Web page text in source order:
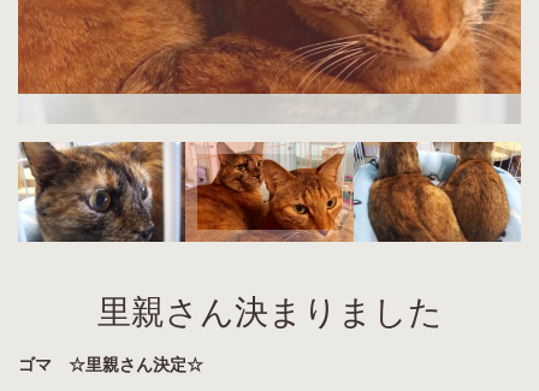
ゴマ ☆里親さん決定☆
ゴマ 2015年7月生 メス